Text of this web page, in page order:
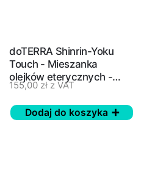
doTERRA Shinrin-Yoku
Touch - Mieszanka
olejków eterycznych -
kojące kąpiele leśne,
energia lasu
155,00 zł z VAT
Dodaj do koszyka